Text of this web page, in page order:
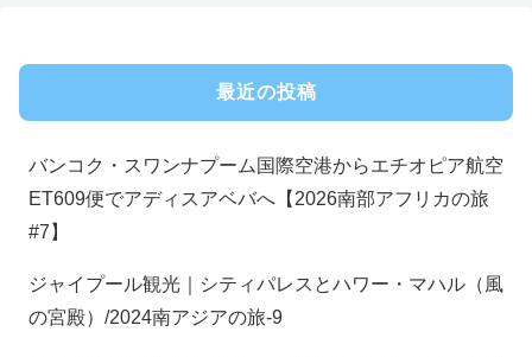
最近の投稿
バンコク・スワンナプーム国際空港からエチオピア航空
ET609便でアディスアベバへ【2026南部アフリカの旅
#7】
ジャイプール観光｜シティパレスとハワー・マハル（風
の宮殿）/2024南アジアの旅-9